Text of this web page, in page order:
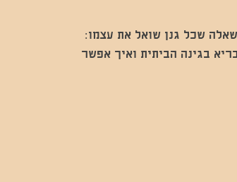
בגינה הביתית ואיך אפשר